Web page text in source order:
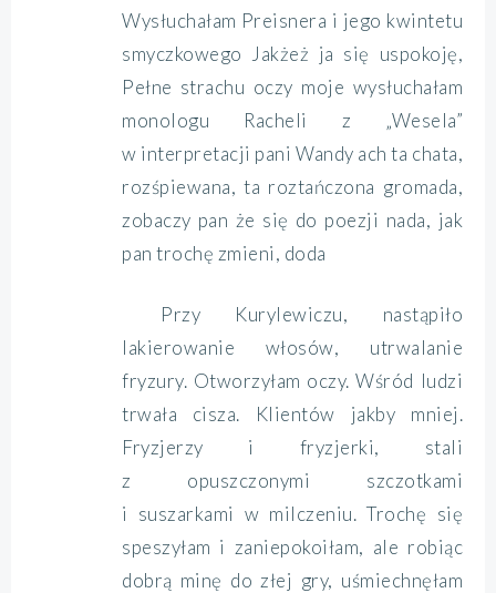
Wysłuchałam Preisnera i jego kwintetu
smyczkowego
Jakżeż ja się uspokoję,
Pełne strachu oczy moje wysłuchałam
monologu Racheli z „Wesela”
w interpretacji pani Wandy ach ta chata,
rozśpiewana, ta roztańczona gromada,
zobaczy pan że się do poezji nada, jak
pan trochę zmieni, doda
Przy Kurylewiczu, nastąpiło
lakierowanie włosów, utrwalanie
fryzury. Otworzyłam oczy. Wśród ludzi
trwała cisza. Klientów jakby mniej.
Fryzjerzy i fryzjerki, stali
z opuszczonymi szczotkami
i suszarkami w milczeniu. Trochę się
speszyłam i zaniepokoiłam, ale robiąc
dobrą minę do złej gry, uśmiechnęłam